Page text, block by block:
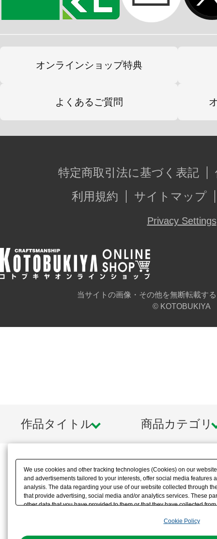
アームズ・ガール（FAガール）が
ます。また撮影用に塗装されており
オンラインショップ特典
よくあるご質問
特定商取引法に基づく表記
利用規約
サイトマップ
Privacy Settings
当サイトの画像・その他を無断転載す
© KOTOBUKIYA
作品タイトル 商品カテゴリ
We use cookies and other tracking technologies (Cookies) on our
and advertisements tailored to your interests, offer social media features
analysis. The data regarding your use of our website collected through
that provide advertising, social media and/or analytics services. These
other data that you have provided to them or that they have collected
the use of all Cookies except for Strictly Necessary Cookies, please
Cookie Policy